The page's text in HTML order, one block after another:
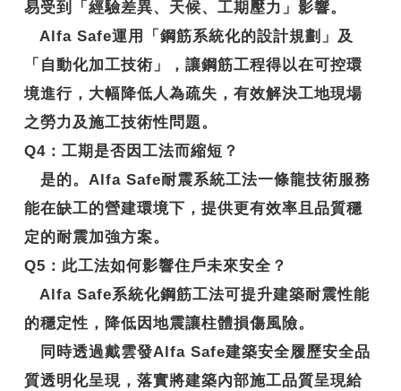
易受到「經驗差異、天候、工期壓力」影響。
Alfa Safe運用「鋼筋系統化的設計規劃」及
「自動化加工技術」，讓鋼筋工程得以在可控環
境進行，大幅降低人為疏失，有效解決工地現場
之勞力及施工技術性問題。
Q4：工期是否因工法而縮短？
是的。Alfa Safe耐震系統工法一條龍技術服務
能在缺工的營建環境下，提供更有效率且品質穩
定的耐震加強方案。
Q5 ：此工法如何影響住戶未來安全？
Alfa Safe系統化鋼筋工法可提升建築耐震性能
的穩定性，降低因地震讓柱體損傷風險。
同時透過戴雲發Alfa Safe建築安全履歷安全品
質透明化呈現，落實將建築內部施工品質呈現給